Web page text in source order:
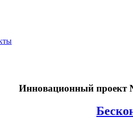
Инновационный проект